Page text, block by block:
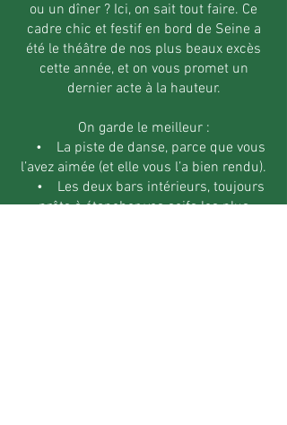
ou un dîner ? Ici, on sait tout faire. Ce
cadre chic et festif en bord de Seine a
été le théâtre de nos plus beaux excès
cette année, et on vous promet un
dernier acte à la hauteur.
On garde le meilleur :
• La piste de danse, parce que vous
l’avez aimée (et elle vous l’a bien rendu).
• Les deux bars intérieurs, toujours
prêts à étancher vos soifs les plus